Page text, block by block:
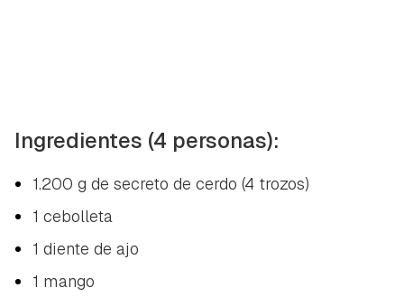
Ingredientes (4 personas):
1.200 g de secreto de cerdo (4 trozos)
1 cebolleta
1 diente de ajo
1 mango